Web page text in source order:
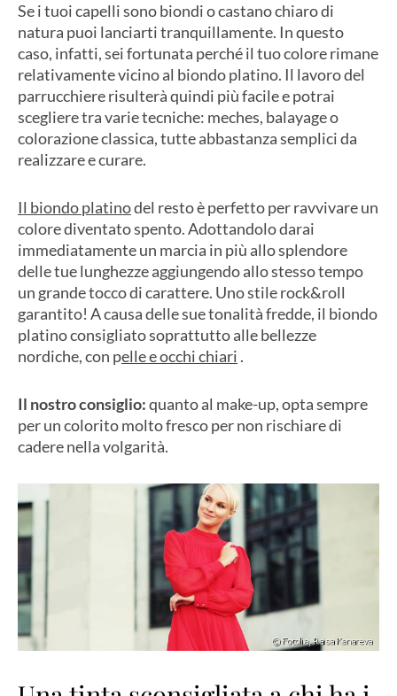
Se i tuoi capelli sono biondi o castano chiaro di
natura puoi lanciarti tranquillamente. In questo
caso, infatti, sei fortunata perché il tuo colore rimane
relativamente vicino al biondo platino. Il lavoro del
parrucchiere risulterà quindi più facile e potrai
scegliere tra varie tecniche: meches, balayage o
colorazione classica, tutte abbastanza semplici da
realizzare e curare.
Il biondo platinodel resto è perfetto per ravvivare un
colore diventato spento. Adottandolo darai
immediatamente un marcia in più allo splendore
delle tue lunghezze aggiungendo allo stesso tempo
un grande tocco di carattere. Uno stile rock&roll
garantito! A causa delle sue tonalità fredde, il biondo
platino consigliato soprattutto alle bellezze
nordiche, con pelle e occhi chiari .
Il nostro consiglio:quanto al make-up, opta sempre
per un colorito molto fresco per non rischiare di
cadere nella volgarità.